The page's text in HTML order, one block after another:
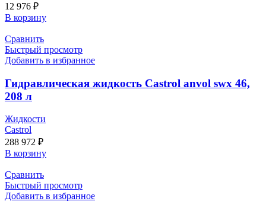
12 976 ₽
В корзину
Сравнить
Быстрый просмотр
Добавить в избранное
Гидравлическая жидкость Castrol anvol swx 46,
208 л
Жидкости
Castrol
288 972 ₽
В корзину
Сравнить
Быстрый просмотр
Добавить в избранное